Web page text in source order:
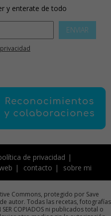
y enterate de todo
ENVIAR
de privacidad
contacto sobre mi
Commons, protegido por Save
autor. Todas las recetas, fotografías
COPIADOS ni publicados total o